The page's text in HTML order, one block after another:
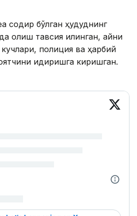
содир бўлган ҳудуднинг
қолиш тавсия қилинган, айни
полиция ва ҳарбий
қидиришга киришган.